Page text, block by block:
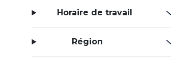
Horaire de travail
Région